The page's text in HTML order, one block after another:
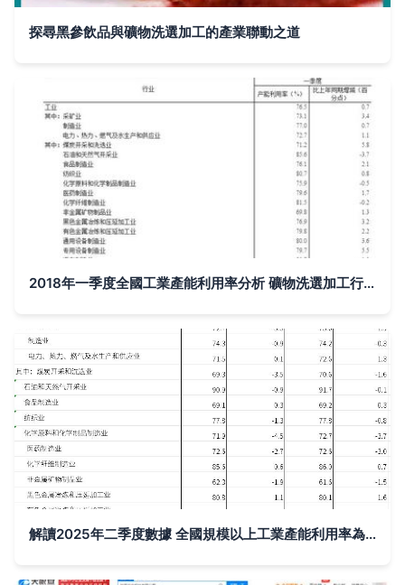
探尋黑參飲品與礦物洗選加工的產業聯動之道
2018年一季度全國工業產能利用率分析 礦物洗選加工行業的機遇與挑戰
解讀2025年二季度數據 全國規模以上工業產能利用率為74.0%，礦物洗選加工行業面臨挑戰與機遇